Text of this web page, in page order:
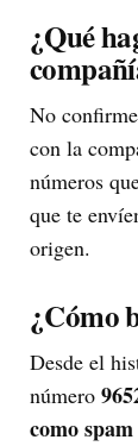
¿Qué
No
con la
números
que te
origen.
¿Cómo
Desde el
número
como spam